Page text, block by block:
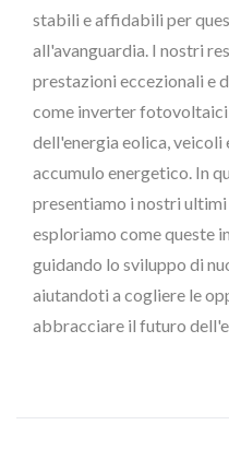
stabili e affidabili per
all'avanguardia. I nostri
prestazioni eccezionali e
come inverter
dell'energia eolica,
accumulo energetico. In
presentiamo i nostri
esploriamo come queste
guidando lo sviluppo di
aiutandoti a cogliere le
abbracciare il futuro